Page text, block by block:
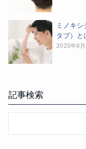
ミノキ
タブ）
2025年6
記事検索